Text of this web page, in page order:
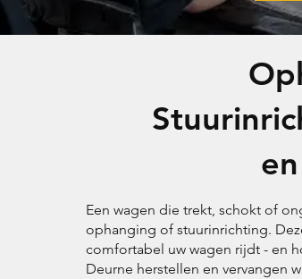
Een wagen die trekt, schokt of
ophanging of stuurinrichting.
comfortabel uw wagen rijdt - en
Deurne herstellen en vervangen